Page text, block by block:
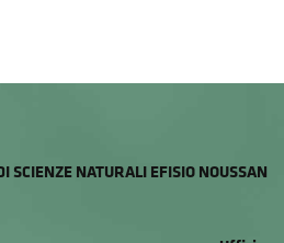
SCIENZE NATURALI EFISIO NOUSSAN